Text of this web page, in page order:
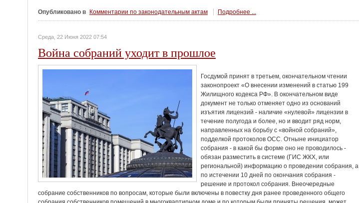
Опубликовано в Комментарии по законодательным актам Подробнее ...
Среда, 22 Июня 2022 07:54
Война собраний уходит в прошлое
Госдумой принят в третьем, окончательном чтении
законопроект «О внесении изменений в статью 199
Жилищного кодекса РФ». В окончательном виде
документ не только отменяет одно из оснований
изъятия лицензий - наличие «нулевой» лицензии в
течение полугода и более, но и вводит ряд норм,
направленных на борьбу с «войной собраний»,
подделкой протоколов ОСС. Отныне инициатор
собрания - в какой бы форме оно не проводилось -
обязан разместить в системе (ГИС ЖКХ, или
региональной) информацию о проведении собрания, а
по истечении 10 дней по окончания собрания -
решение и протокол собрания. Внеочередные
собрание собственников по вопросам, которые были включены в повестку дня ранее проведенного общего